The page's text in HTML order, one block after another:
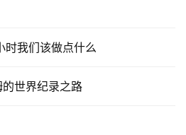
我们该做点什么
世界纪录之路